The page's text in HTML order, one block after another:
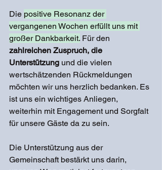
Die positive Resonanz der
vergangenen Wochen erfüllt uns mit
großer Dankbarkeit. Für den
zahlreichen Zuspruch, die
Unterstützung und die vielen
wertschätzenden Rückmeldungen
möchten wir uns herzlich bedanken. Es
ist uns ein wichtiges Anliegen,
weiterhin mit Engagement und Sorgfalt
für unsere Gäste da zu sein.
Die Unterstützung aus der
Gemeinschaft bestärkt uns darin,